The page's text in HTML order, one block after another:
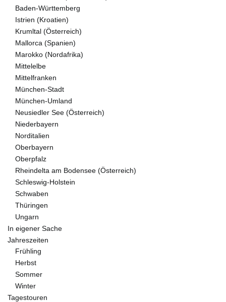
Baden-Württemberg
Istrien (Kroatien)
Krumltal (Österreich)
Mallorca (Spanien)
Marokko (Nordafrika)
Mittelelbe
Mittelfranken
München-Stadt
München-Umland
Neusiedler See (Österreich)
Niederbayern
Norditalien
Oberbayern
Oberpfalz
Rheindelta am Bodensee (Österreich)
Schleswig-Holstein
Schwaben
Thüringen
Ungarn
In eigener Sache
Jahreszeiten
Frühling
Herbst
Sommer
Winter
Tagestouren